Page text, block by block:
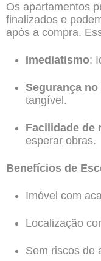
Os apartamentos
finalizados e
após a compra.
Imediatismo:
Segurança
tangível.
Facilidade de
esperar obras.
Benefícios de
Imóvel com
Localização
Sem riscos de